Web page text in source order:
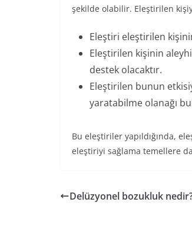
şekilde olabilir. Eleştirilen
Eleştiri eleştirilen
Eleştirilen kişinin
destek olacaktır.
Eleştirilen bunun
yaratabilme olanağı
Bu eleştiriler yapıldığında,
eleştiriyi sağlama temellere
Delüzyonel bozukluk